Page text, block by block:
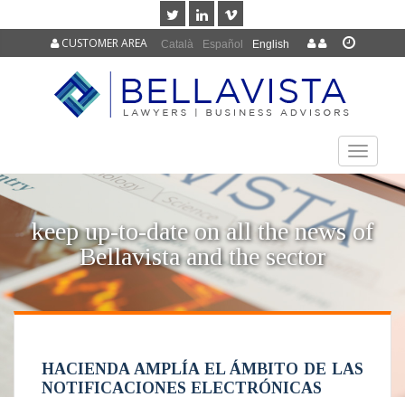
Català Español English
CUSTOMER AREA
TOGGLE
keep up-to-date on all the news of
Bellavista and the sector
HACIENDA AMPLÍA EL ÁMBITO DE LAS
NOTIFICACIONES ELECTRÓNICAS